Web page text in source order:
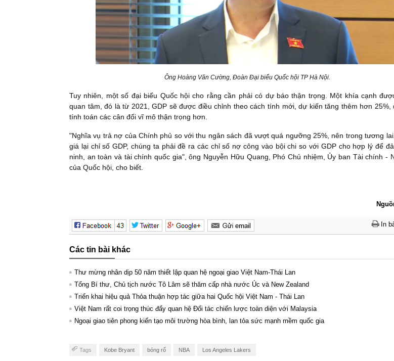
Ông Hoàng Văn Cường, Đoàn Đại biểu Quốc hội TP Hà Nội.
Tuy nhiên, một số đại biểu Quốc hội cho rằng cần phải có dự báo thận trọng. Một khía cạnh
quan tâm, đó là từ 2021, GDP sẽ được điều chỉnh theo cách tính mới, dự kiến tăng thêm hơn 25%,
tính toán các cân đối vĩ mô thận trọng hơn.
"Nghĩa vụ trả nợ của Chính phủ so với thu ngân sách đã vượt quá ngưỡng 25%, nên trong tương
giá lại chỉ số GDP, chúng ta phải đề ra các chỉ số nợ công vào bội chi so với GDP cho hợp lý để
ninh, an toàn và tài chính quốc gia", ông Nguyễn Hữu Quang, Phó Chủ nhiệm, Ủy ban Tài chính -
của Quốc hội, cho biết.
In
Các tin bài khác
Thư mừng nhân dịp 50 năm thiết lập quan hệ ngoại giao Việt Nam-Thái Lan
Tổng Bí thư, Chủ tịch nước Tô Lâm sẽ thăm cấp nhà nước Úc và New Zealand
Triển khai hiệu quả Thỏa thuận hợp tác giữa hai Quốc hội Việt Nam - Thái Lan
Việt Nam rất coi trọng thúc đẩy quan hệ Đối tác chiến lược toàn diện với Malaysia
Ngoại giao tiên phong kiến tạo môi trường hòa bình, lan tỏa sức mạnh mềm quốc gia
Tags Kobe Bryant bóng rổ NBA Los Angeles Lakers